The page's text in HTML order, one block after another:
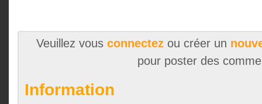
Veuillez vous connectezou créer un
pour poster des
Information